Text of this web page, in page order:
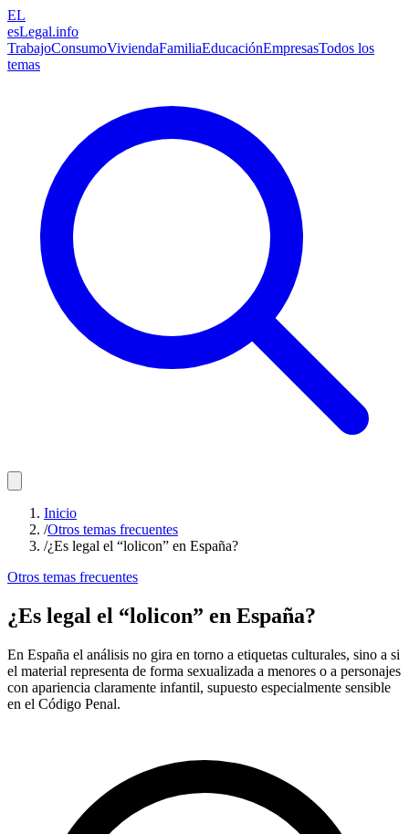
EL
esLegal.info
TrabajoConsumoViviendaFamiliaEducaciónEmpresasTodos los
temas
Inicio
/Otros temas frecuentes
/¿Es legal el “lolicon” en España?
Otros temas frecuentes
¿Es legal el “lolicon” en España?
En España el análisis no gira en torno a etiquetas culturales, sino a si
el material representa de forma sexualizada a menores o a personajes
con apariencia claramente infantil, supuesto especialmente sensible
en el Código Penal.